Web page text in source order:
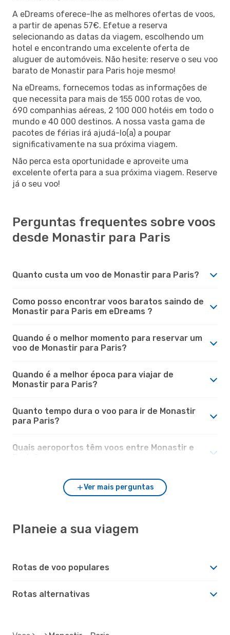
A eDreams oferece-lhe as melhores ofertas de voos,
a partir de apenas 57€. Efetue a reserva
selecionando as datas da viagem, escolhendo um
hotel e encontrando uma excelente oferta de
aluguer de automóveis. Não hesite: reserve o seu voo
barato de Monastir para Paris hoje mesmo!
Na eDreams, fornecemos todas as informações de
que necessita para mais de 155 000 rotas de voo,
690 companhias aéreas, 2 100 000 hotéis em todo o
mundo e 40 000 destinos. A nossa vasta gama de
pacotes de férias irá ajudá-lo(a) a poupar
significativamente na sua próxima viagem.
Não perca esta oportunidade e aproveite uma
excelente oferta para a sua próxima viagem. Reserve
já o seu voo!
Perguntas frequentes sobre voos
desde Monastir para Paris
Quanto custa um voo de Monastir para Paris?
Como posso encontrar voos baratos saindo de
Monastir para Paris em eDreams ?
Quando é o melhor momento para reservar um
voo de Monastir para Paris?
Quando é a melhor época para viajar de
Monastir para Paris?
Quanto tempo dura o voo para ir de Monastir
para Paris?
Quais aeroportos têm voos entre Monastir e
Ver mais perguntas
Planeie a sua viagem
Rotas de voo populares
Rotas alternativas